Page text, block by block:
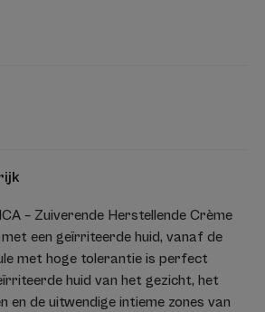
– Zuiverende Herstellende Crème
een geïrriteerde huid, vanaf de
met hoge tolerantie is perfect
huid van het gezicht, het
en de uitwendige intieme zones van